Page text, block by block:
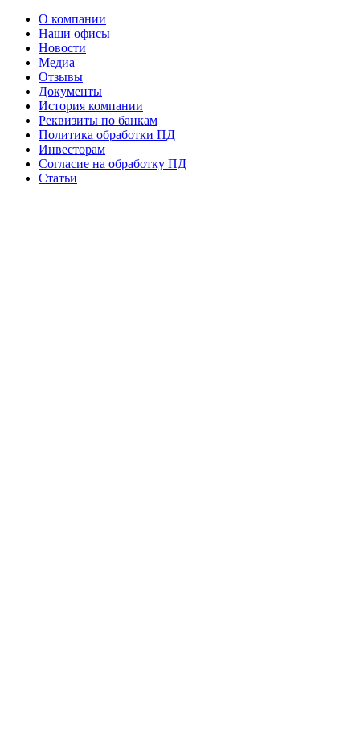
О компании
Наши офисы
Новости
Медиа
Отзывы
Документы
История компании
Реквизиты по банкам
Политика обработки ПД
Инвесторам
Согласие на обработку ПД
Статьи